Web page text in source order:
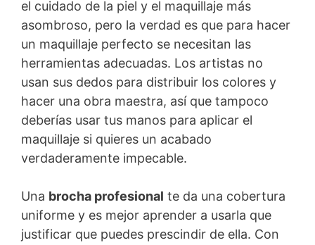
el cuidado de la piel y el maquillaje más
asombroso, pero la verdad es que para hacer
un maquillaje perfecto se necesitan las
herramientas adecuadas. Los artistas no
usan sus dedos para distribuir los colores y
hacer una obra maestra, así que tampoco
deberías usar tus manos para aplicar el
maquillaje si quieres un acabado
verdaderamente impecable.
Una brocha profesional te da una cobertura
uniforme y es mejor aprender a usarla que
justificar que puedes prescindir de ella. Con